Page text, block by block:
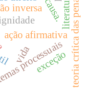
inversa
processuais
ação afirmativa teoria crítica das penas
exceção
literatura
vida